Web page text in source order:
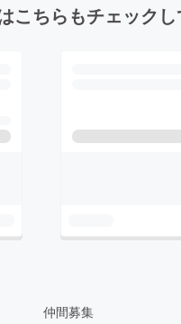
こちらもチェック
仲間募集